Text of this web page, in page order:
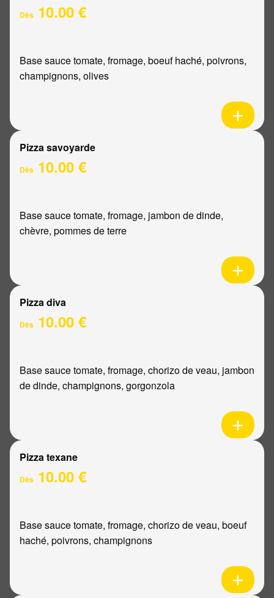
Dès 10.00 €
Base sauce tomate, fromage, boeuf haché, poivrons,
champignons, olives
Pizza savoyarde
Dès 10.00 €
Base sauce tomate, fromage, jambon de dinde,
chèvre, pommes de terre
Pizza diva
Dès 10.00 €
Base sauce tomate, fromage, chorizo de veau, jambon
de dinde, champignons, gorgonzola
Pizza texane
Dès 10.00 €
Base sauce tomate, fromage, chorizo de veau, boeuf
haché, poivrons, champignons